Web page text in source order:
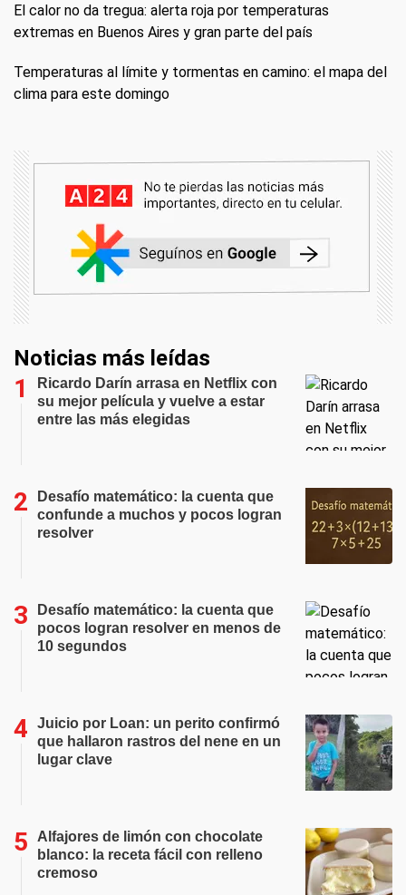
El calor no da tregua: alerta roja por temperaturas
extremas en Buenos Aires y gran parte del país
Temperaturas al límite y tormentas en camino: el mapa del
clima para este domingo
Noticias más leídas
Ricardo Darín arrasa en Netflix con
su mejor película y vuelve a estar
entre las más elegidas
Desafío matemático: la cuenta que
confunde a muchos y pocos logran
resolver
Desafío matemático: la cuenta que
pocos logran resolver en menos de
10 segundos
Juicio por Loan: un perito confirmó
que hallaron rastros del nene en un
lugar clave
Alfajores de limón con chocolate
blanco: la receta fácil con relleno
cremoso